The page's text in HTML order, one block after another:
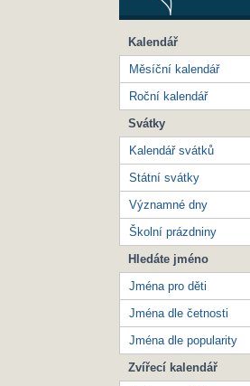
Kalendář
Měsíční kalendář
Roční kalendář
Svátky
Kalendář svátků
Státní svátky
Významné dny
Školní prázdniny
Hledáte jméno
Jména pro děti
Jména dle četnosti
Jména dle popularity
Zvířecí kalendář